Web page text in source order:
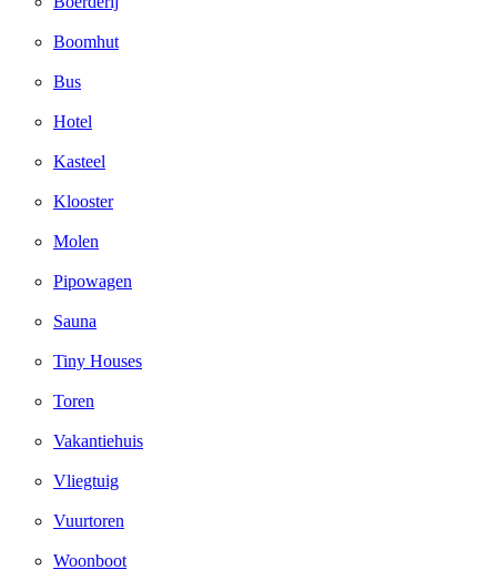
Boomhut
Bus
Hotel
Kasteel
Klooster
Molen
Pipowagen
Sauna
Tiny Houses
Toren
Vakantiehuis
Vliegtuig
Vuurtoren
Woonboot